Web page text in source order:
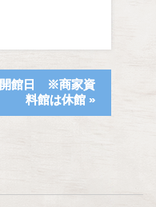
開館日 ※商家資
料館は休館 »